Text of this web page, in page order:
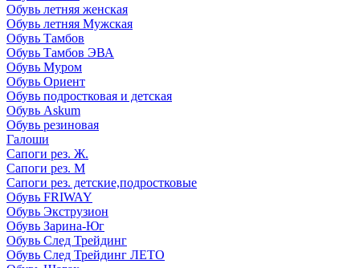
Обувь летняя женская
Обувь летняя Мужская
Обувь Тамбов
Обувь Тамбов ЭВА
Обувь Муром
Обувь Ориент
Обувь подростковая и детская
Обувь Askum
Обувь резиновая
Галоши
Сапоги рез. Ж.
Сапоги рез. М
Сапоги рез. детские,подростковые
Обувь FRIWAY
Обувь Экструзион
Обувь Зарина-Юг
Обувь След Трейдинг
Обувь След Трейдинг ЛЕТО